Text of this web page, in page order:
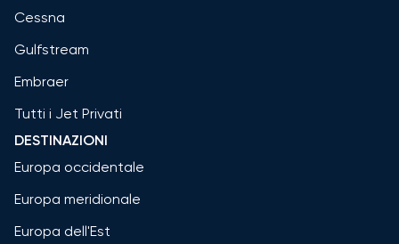
Cessna
Gulfstream
Embraer
Tutti i Jet Privati
DESTINAZIONI
Europa occidentale
Europa meridionale
Europa dell'Est